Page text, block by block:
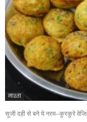
नाश्ता
सूजी दही से बने ये नरम–कुरकुरे